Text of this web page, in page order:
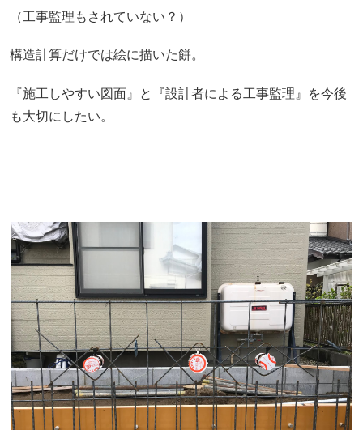
（工事監理もされていない？）
構造計算だけでは絵に描いた餅。
『施工しやすい図面』と『設計者による工事監理』を今後
も大切にしたい。